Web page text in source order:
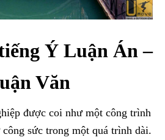
Ý Luận Án –
Văn
được coi như một công trình
sức trong một quá trình dài.